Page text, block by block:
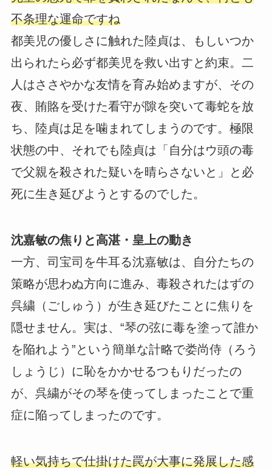
不条理な運命ですね
都美児の優しさに触れた陸貞は、もしいつか
出られたら必ず都美児を救い出すと約束。二
人はささやかな友情を育み始めますが、その
夜、賄賂を受けた看守が隙を突いて毒蛇を放
ち、陸貞は足を噛まれてしまうのです。極限
状態の中、それでも陸貞は「自分はウ頭の毒
で父親を殺された疑いを晴らさないと」と必
死に生き延びようとするのでした。
沈嘉敏の焦りと高湛・皇上の動き
一方、司宝司を牛耳る沈嘉敏は、自分たちの
策略が思わぬ方向に進み、毒殺されたはずの
呉繍（ごしゅう）が生き延びたことに焦りを
隠せません。実は、“琴の弦に毒を塗って誰か
を陥れよう”という簡単な計略で娄尚侍（ろう
しょうじ）に恥をかかせるつもりだったの
が、呉繍がその琴を使ってしまったことで重
症に陥ってしまったのです。
軽い気持ちで仕掛けた罠が大事に発展した感